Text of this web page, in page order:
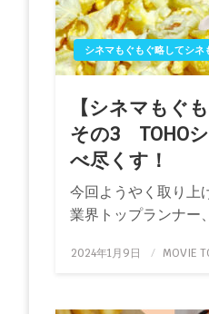
シネマもぐもぐ略してシネ
【シネマもぐ
その3 TOHO
べ尽くす！
今回ようやく取り上
業界トップランナー
投
2024年1月9日 MOVIE